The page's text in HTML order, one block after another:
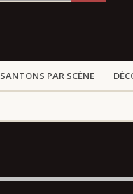
SANTONS PAR SCÈNE